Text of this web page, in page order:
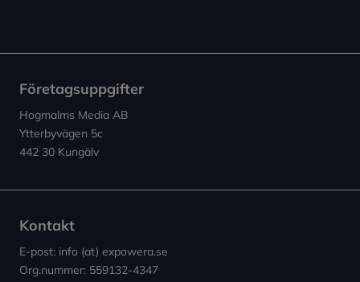
Företagsuppgifter
Hogmalms Media AB
Ytterbyvägen 5c
442 30 Kungälv
Kontakt
E-post: info (at) expowera.se
Org.nummer: 559132-4347